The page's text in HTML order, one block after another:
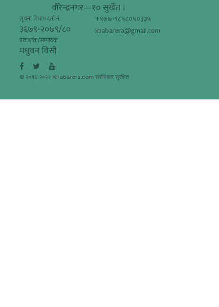
वीरेन्द्रनगर—१० सुर्खेत ।
सूचना विभाग दर्ता नं.
३६७९-२०७९/८०
प्रकाशक/सम्पादक
मधुवन विसी
+९७७-९८५८०५०३३५
khabarera@gmail.com
© २०१६-२०२२ Khabarera.com सर्वाधिकार सुरक्षित